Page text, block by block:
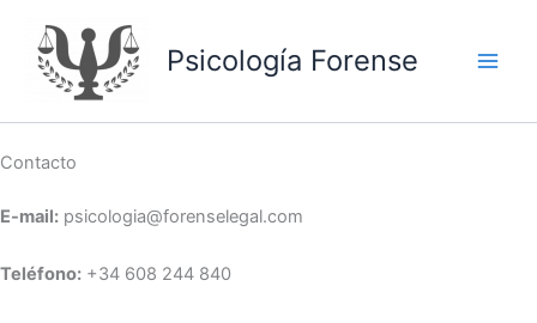
Psicología Forense
Contacto
E-mail: psicologia@forenselegal.com
Teléfono: +34 608 244 840